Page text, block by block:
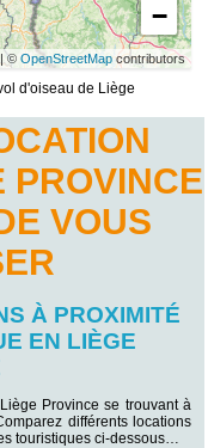
−
© OpenStreetMapcontributors
d'oiseau de Liège
PROVINCE
VOUS
À PROXIMITÉ
EN LIÈGE
Province se trouvant à
différents locations
touristiques ci-dessous…